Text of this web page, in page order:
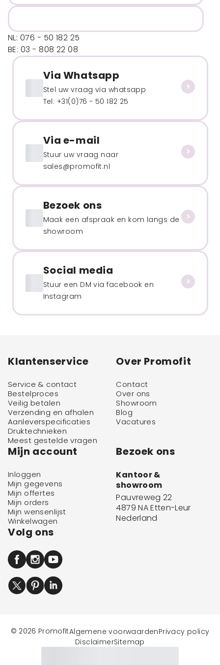
NL: 076 - 50 182 25
BE: 03 - 808 22 08
Via Whatsapp
Stel uw vraag via whatsapp
Tel: +31(0)76 - 50 182 25
Via e-mail
Stuur uw vraag naar
sales@promofit.nl
Bezoek ons
Maak een afspraak en kom langs de
showroom
Social media
Stuur een DM via facebook en
Instagram
Klantenservice
Service & contact
Bestelproces
Veilig betalen
Verzending en afhalen
Aanleverspecificaties
Druktechnieken
Meest gestelde vragen
Over Promofit
Contact
Over ons
Showroom
Blog
Vacatures
Mijn account
Inloggen
Mijn gegevens
Mijn offertes
Mijn orders
Mijn wensenlijst
Winkelwagen
Bezoek ons
Kantoor &
showroom
Pauvreweg 22
4879 NA Etten-Leur
Nederland
Volg ons
© 2026 PromofitAlgemene voorwaardenPrivacy policy
DisclaimerSitemap